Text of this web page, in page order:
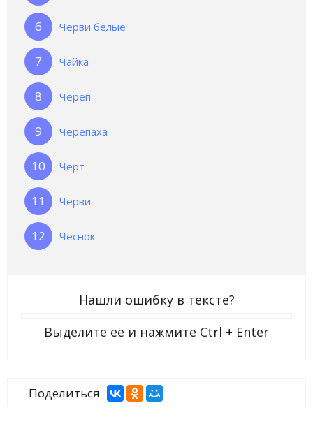
Черви белые
Чайка
Череп
Черепаха
Черт
Черви
Чеснок
Нашли ошибку в тексте?
Выделите её и нажмите Ctrl + Enter
Поделиться